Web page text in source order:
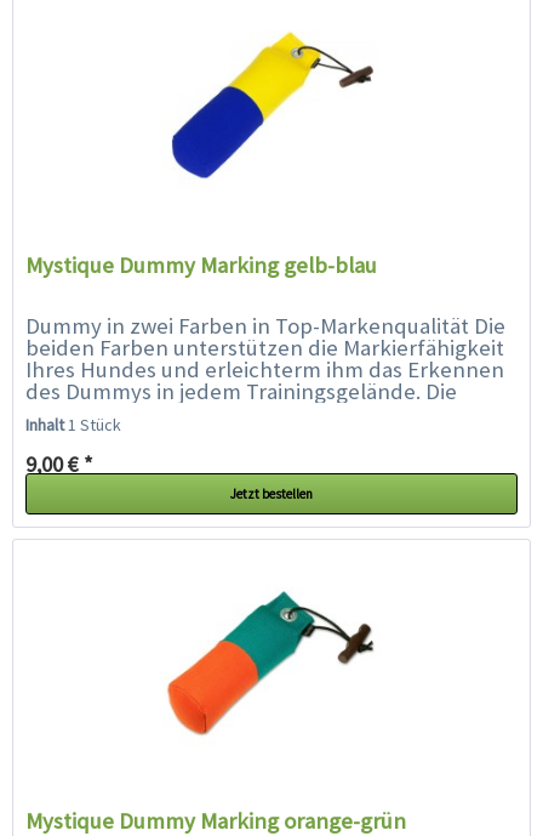
Mystique Dummy Marking gelb-blau
Dummy in zwei Farben in Top-Markenqualität Die
beiden Farben unterstützen die Markierfähigkeit
Ihres Hundes und erleichterm ihm das Erkennen
des Dummys in jedem Trainingsgelände. Die
spezielle Füllung und...
Inhalt1 Stück
9,00 € *
Jetzt bestellen
Mystique Dummy Marking orange-grün